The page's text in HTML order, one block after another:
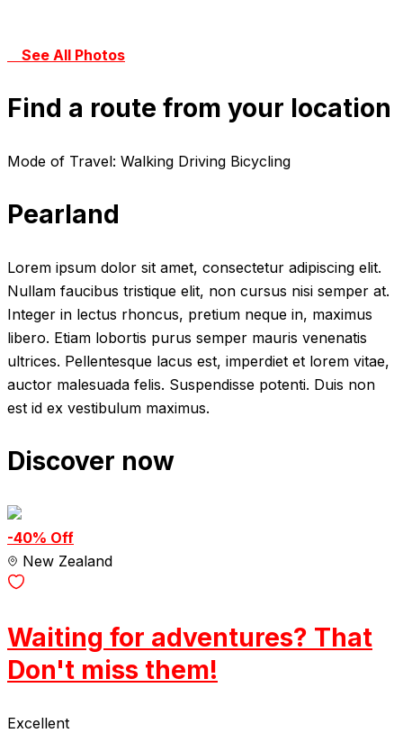
See All Photos
Find a route from your location
Mode of Travel: Walking Driving Bicycling
Pearland
Lorem ipsum dolor sit amet, consectetur adipiscing elit.
Nullam faucibus tristique elit, non cursus nisi semper at.
Integer in lectus rhoncus, pretium neque in, maximus
libero. Etiam lobortis purus semper mauris venenatis
ultrices. Pellentesque lacus est, imperdiet et lorem vitae,
auctor malesuada felis. Suspendisse potenti. Duis non
est id ex vestibulum maximus.
Discover now
-40% Off
New Zealand
Waiting for adventures? That
Don't miss them!
Excellent